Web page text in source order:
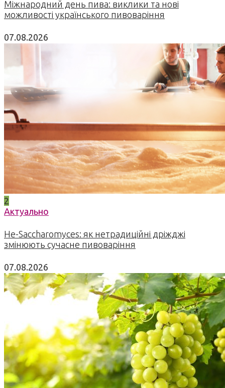
Міжнародний день пива: виклики та нові
можливості українського пивоваріння
07.08.2026
2
Актуально
Не-Saccharomyces: як нетрадиційні дріжджі
змінюють сучасне пивоваріння
07.08.2026